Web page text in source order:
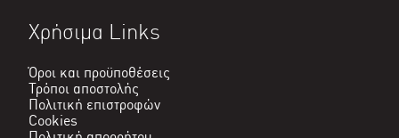
Χρήσιμα Links
Όροι και προϋποθέσεις
Τρόποι αποστολής
Πολιτική επιστροφών
Cookies